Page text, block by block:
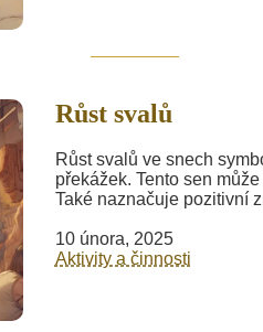
Růst svalů
Růst svalů ve snech
překážek. Tento sen
Také naznačuje pozitivní
10 února, 2025
Aktivity a činnosti